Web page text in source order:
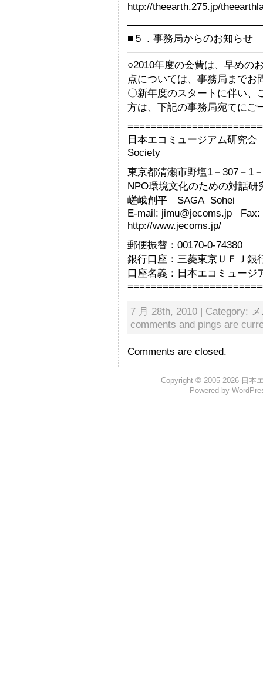
http://theearth.275.jp/
■５．事務局からのお知らせ
○2010年度の会費は、早めの
点については、事務局までお
〇新年度のスタートに伴い、
方は、下記の事務局宛てにご
日本エコミュージアム研究
Society
東京都清瀬市野塩1－307－1
NPO環境文化のための対話研
嵯峨創平 SAGA Sohei
E-mail: jimu@jecoms.jp
http://www.jecoms.jp/
郵便振替：00170-0-74380
銀行口座：三菱東京ＵＦＪ
口座名義：日本エコミュージ
7 月 28th, 2010 | Category:
comments and pings are
Comments are closed.
Copyright © 2005-2026 日本
Powered by